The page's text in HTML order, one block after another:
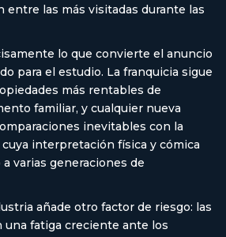
entre las más visitadas durante las
lo que convierte el anuncio
para el estudio. La franquicia sigue
más rentables de
familiar, y cualquier nueva
inevitables con la
interpretación física y cómica
varias generaciones de
añade otro factor de riesgo: las
una fatiga creciente ante los